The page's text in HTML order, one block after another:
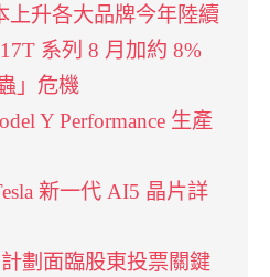
上升各大品牌今年陸續
系列 8 月加約 8%
」危機
Y Performance 生產
新一代 AI5 晶片詳
計劃面臨股東投票關鍵